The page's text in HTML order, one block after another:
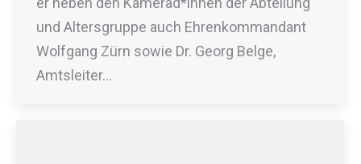
und Altersgruppe auch Ehrenkommandant
Wolfgang Zürn sowie Dr. Georg Belge,
Amtsleiter…